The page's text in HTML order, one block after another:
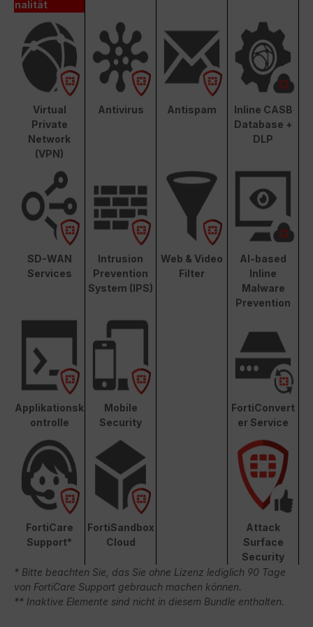
nalität
Virtual
Private
Network
(VPN)
Antivirus Antispam
Inline CASB
Database +
DLP
SD-WAN
Services
Intrusion
Prevention
System (IPS)
Web & Video
Filter
AI-based
Inline
Malware
Prevention
Applikationsk
ontrolle
Mobile
Security
FortiConvert
er Service
FortiCare
Support*
FortiSandbox
Cloud
Attack
Surface
Security
* Bitte beachten Sie, das Sie ohne Lizenz lediglich 90 Tage
von FortiCare Support gebrauch machen können.
** Inaktive Elemente sind nicht in diesem Bundle enthalten.